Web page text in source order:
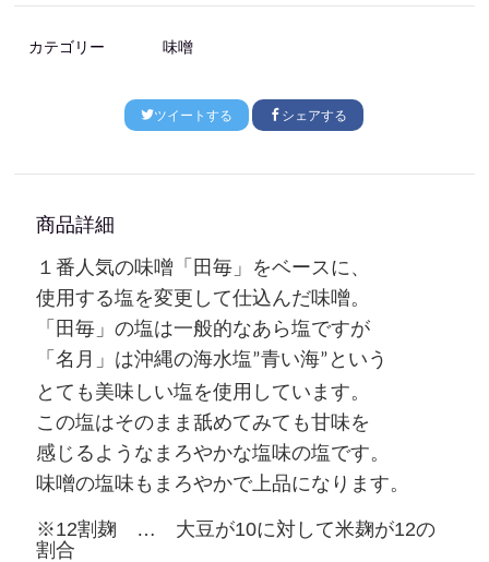
カテゴリー 味噌
ツイートする シェアする
商品詳細
１番人気の味噌「田毎」をベースに、
使用する塩を変更して仕込んだ味噌。
「田毎」の塩は一般的なあら塩ですが
「名月」は沖縄の海水塩”青い海” という
とても美味しい塩を使用しています。
この塩はそのまま舐めてみても甘味を
感じるようなまろやかな塩味の塩です。
味噌の塩味もまろやかで上品になります。
※12割麹 … 大豆が10に対して米麹が12の
割合